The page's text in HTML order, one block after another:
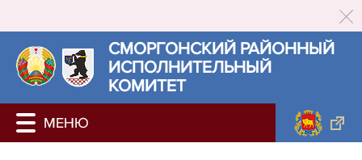
СМОРГОНСКИЙ РАЙОННЫЙ
ИСПОЛНИТЕЛЬНЫЙ
КОМИТЕТ